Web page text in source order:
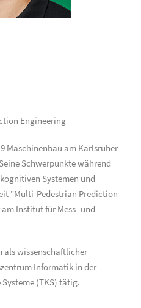
Engineering
Maschinenbau am Karlsruher
Schwerpunkte während
Systemen und
"Multi-Pedestrian Prediction
Institut für Mess- und
als wissenschaftlicher
Informatik in der
(TKS) tätig.